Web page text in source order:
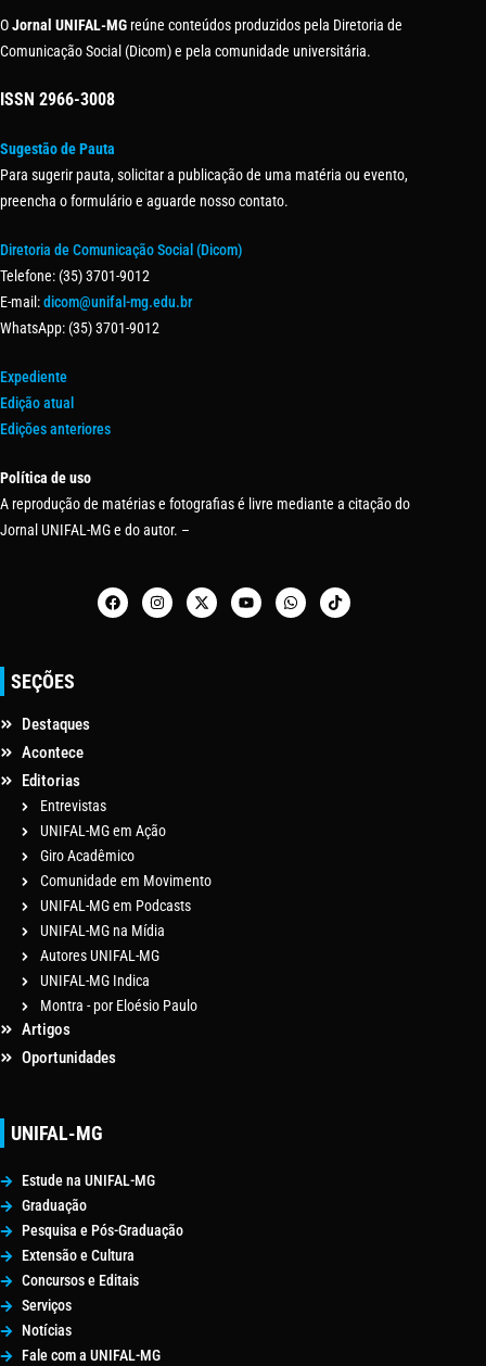
OJornal UNIFAL-MG reúne conteúdos produzidos pela Diretoria de
Comunicação Social (Dicom) e pela comunidade universitária.
ISSN 2966-3008
Sugestão de Pauta
Para sugerir pauta, solicitar a publicação de uma matéria ou evento,
preencha o formulário e aguarde nosso contato.
Diretoria de Comunicação Social (Dicom)
Telefone: (35) 3701-9012
E-mail:dicom@unifal-mg.edu.br
WhatsApp: (35) 3701-9012
Expediente
Edição atual
Edições anteriores
Política de uso
A reprodução de matérias e fotografias é livre mediante a citação do
Jornal UNIFAL-MG e do autor. –
SEÇÕES
Destaques
Acontece
Editorias
Entrevistas
UNIFAL-MG em Ação
Giro Acadêmico
Comunidade em Movimento
UNIFAL-MG em Podcasts
UNIFAL-MG na Mídia
Autores UNIFAL-MG
UNIFAL-MG Indica
Montra - por Eloésio Paulo
Artigos
Oportunidades
UNIFAL-MG
Estude na UNIFAL-MG
Graduação
Pesquisa e Pós-Graduação
Extensão e Cultura
Concursos e Editais
Serviços
Notícias
Fale com a UNIFAL-MG